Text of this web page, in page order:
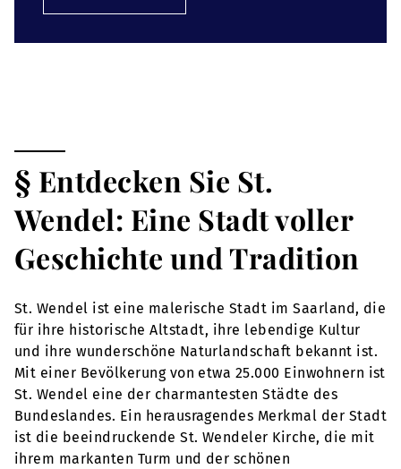
§ Entdecken Sie St.
Wendel: Eine Stadt voller
Geschichte und Tradition
St. Wendel ist eine malerische Stadt im Saarland, die
für ihre historische Altstadt, ihre lebendige Kultur
und ihre wunderschöne Naturlandschaft bekannt ist.
Mit einer Bevölkerung von etwa 25.000 Einwohnern ist
St. Wendel eine der charmantesten Städte des
Bundeslandes. Ein herausragendes Merkmal der Stadt
ist die beeindruckende St. Wendeler Kirche, die mit
ihrem markanten Turm und der schönen